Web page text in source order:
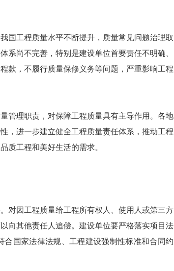
国工程质量水平不断提升，质量常见问题治理取
尚不完善，特别是建设单位首要责任不明确、
款，不履行质量保修义务等问题，严重影响工程
管理职责，对保障工程质量具有主导作用。各地
，进一步建立健全工程质量责任体系，推动工程
质工程和美好生活的需求。
对因工程质量给工程所有权人、使用人或第三方
向其他责任人追偿。建设单位要严格落实项目法
国家法律法规、工程建设强制性标准和合同约